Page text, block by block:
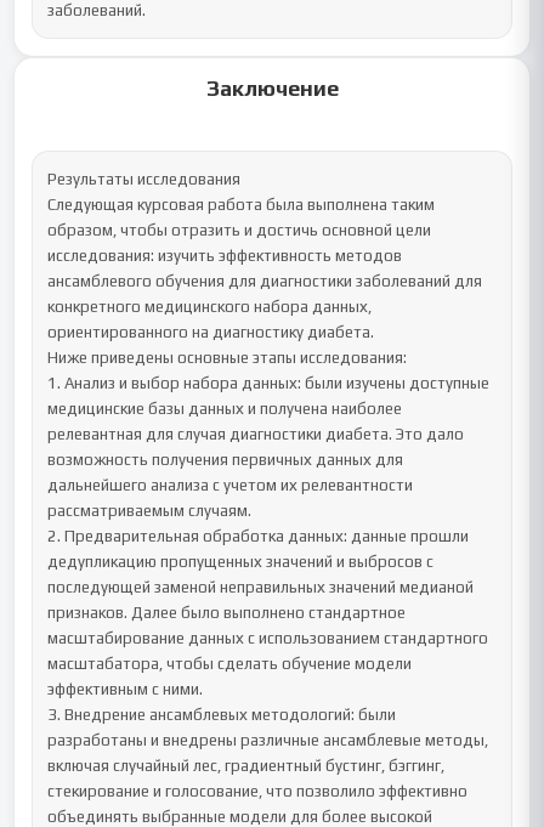
заболеваний.
Заключение
Результаты исследования
Следующая курсовая работа была выполнена таким
образом, чтобы отразить и достичь основной цели
исследования: изучить эффективность методов
ансамблевого обучения для диагностики заболеваний для
конкретного медицинского набора данных,
ориентированного на диагностику диабета.
Ниже приведены основные этапы исследования:
1. Анализ и выбор набора данных: были изучены доступные
медицинские базы данных и получена наиболее
релевантная для случая диагностики диабета. Это дало
возможность получения первичных данных для
дальнейшего анализа с учетом их релевантности
рассматриваемым случаям.
2. Предварительная обработка данных: данные прошли
дедупликацию пропущенных значений и выбросов с
последующей заменой неправильных значений медианой
признаков. Далее было выполнено стандартное
масштабирование данных с использованием стандартного
масштабатора, чтобы сделать обучение модели
эффективным с ними.
3. Внедрение ансамблевых методологий: были
разработаны и внедрены различные ансамблевые методы,
включая случайный лес, градиентный бустинг, бэггинг,
стекирование и голосование, что позволило эффективно
объединять выбранные модели для более высокой